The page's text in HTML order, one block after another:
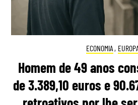
ECONOMIA ,
Homem de 49 anos
de 3.389,10 euros e